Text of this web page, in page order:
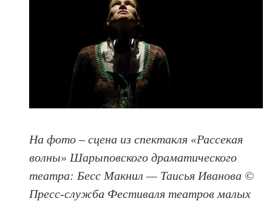
На фото – сцена из спектакля «Рассекая
волны» Шарыповского драматического
театра: Бесс Макнил — Таисья Иванова ©
Пресс-служба Фестиваля театров малых